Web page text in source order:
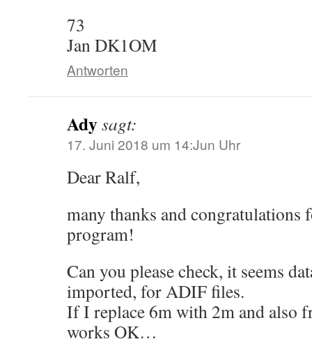
73
Jan DK1OM
Antworten
Adysagt:
17. Juni 2018 um 14:Jun Uhr
Dear Ralf,
many thanks and
program!
Can you please check, it seems
imported, for ADIF files.
If I replace 6m with 2m and also
works OK…